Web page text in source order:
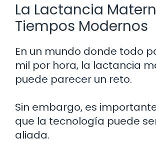
La Lactancia
Tiempos Modernos
En un mundo donde todo
mil por hora, la lactancia
puede parecer un reto.
Sin embargo, es
que la tecnología puede
aliada.